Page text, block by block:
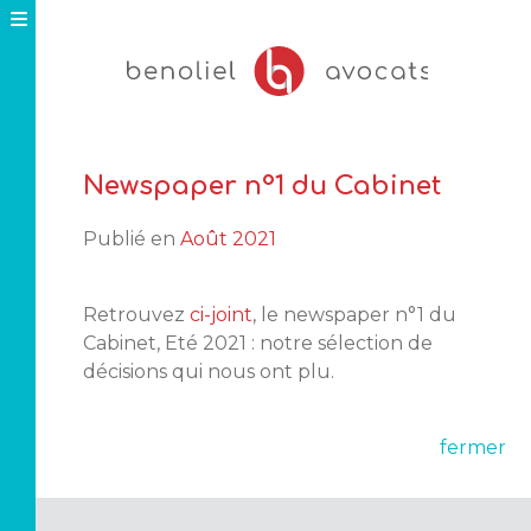
Newspaper n°1 du Cabinet
Publié en Août 2021
Retrouvez ci-joint, le newspaper n°1 du
Cabinet, Eté 2021 : notre sélection de
décisions qui nous ont plu.
fermer